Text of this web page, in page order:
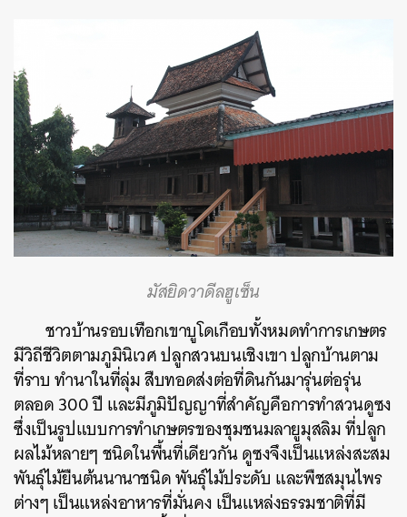
มัสยิดวาดีลฮูเซ็น
ชาวบ้านรอบเทือกเขาบูโดเกือบทั้งหมดทำการเกษตร
มีวิถีชีวิตตามภูมินิเวศ ปลูกสวนบนเชิงเขา ปลูกบ้านตาม
ที่ราบ ทำนาในที่ลุ่ม สืบทอดส่งต่อที่ดินกันมารุ่นต่อรุ่น
ตลอด 300 ปี และมีภูมิปัญญาที่สำคัญคือการทำสวนดูซง
ซึ่งเป็นรูปแบบการทําเกษตรของชุมชนมลายูมุสลิม ที่ปลูก
ผลไม้หลายๆ ชนิดในพื้นที่เดียวกัน ดูซงจึงเป็นแหล่งสะสม
พันธุ์ไม้ยืนต้นนานาชนิด พันธุ์ไม้ประดับ และพืชสมุนไพร
ต่างๆ เป็นแหล่งอาหารที่มั่นคง เป็นแหล่งธรรมชาติที่มี